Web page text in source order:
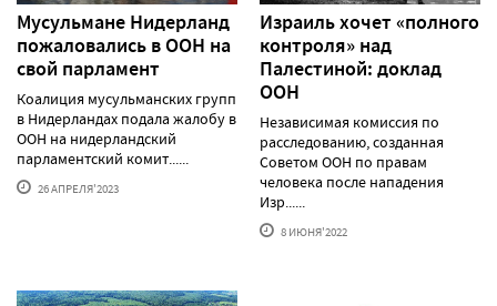
Мусульмане Нидерланд
пожаловались в ООН на
свой парламент
Коалиция мусульманских групп
в Нидерландах подала жалобу в
ООН на нидерландский
парламентский комит......
26 АПРЕЛЯ'2023
Израиль хочет «полного
контроля» над
Палестиной: доклад
ООН
Независимая комиссия по
расследованию, созданная
Советом ООН по правам
человека после нападения
Изр......
8 ИЮНЯ'2022